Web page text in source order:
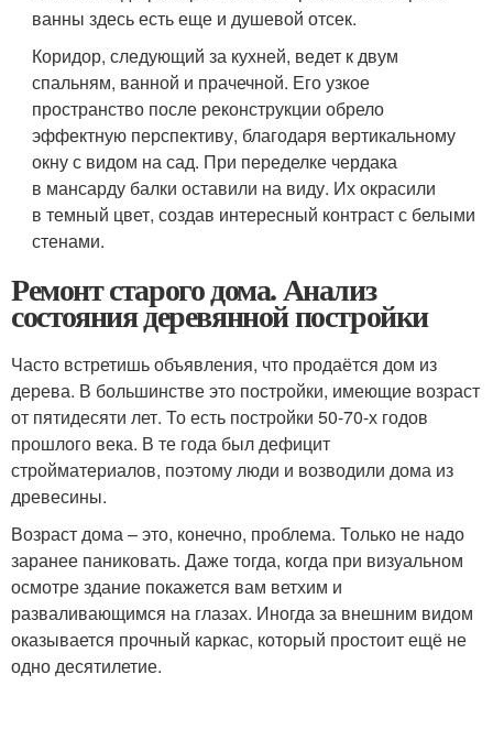
ванны здесь есть еще и душевой отсек.
Коридор, следующий за кухней, ведет к двум
спальням, ванной и прачечной. Его узкое
пространство после реконструкции обрело
эффектную перспективу, благодаря вертикальному
окну с видом на сад. При переделке чердака
в мансарду балки оставили на виду. Их окрасили
в темный цвет, создав интересный контраст с белыми
стенами.
Ремонт старого дома. Анализ
состояния деревянной постройки
Часто встретишь объявления, что продаётся дом из
дерева. В большинстве это постройки, имеющие возраст
от пятидесяти лет. То есть постройки 50-70-х годов
прошлого века. В те года был дефицит
стройматериалов, поэтому люди и возводили дома из
древесины.
Возраст дома – это, конечно, проблема. Только не надо
заранее паниковать. Даже тогда, когда при визуальном
осмотре здание покажется вам ветхим и
разваливающимся на глазах. Иногда за внешним видом
оказывается прочный каркас, который простоит ещё не
одно десятилетие.